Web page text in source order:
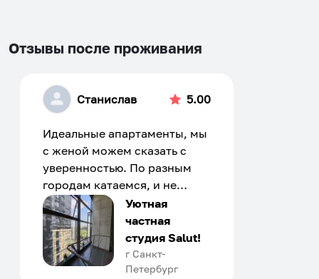
Отзывы после проживания
Станислав 5.00
Идеальные апартаменты, мы
с женой можем сказать с
уверенностью. По разным
городам катаемся, и не
только в России. Сервис на
отличном уровне. Хозяин
апартаментов доброй души
человек, всегда можно
договориться, подскажет
Уютная
частная
студия Salut!
г Санкт-
Петербург